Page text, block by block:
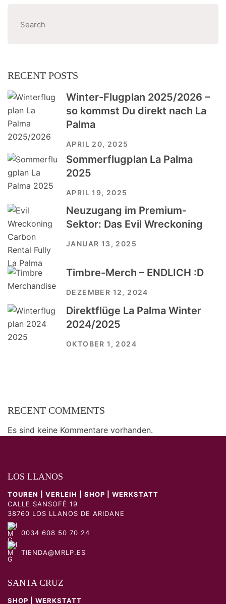
RECENT POSTS
Winter-Flugplan 2025/2026 –
so kommst Du direkt nach La
Palma
APRIL 20, 2025
Sommerflugplan La Palma
2025
APRIL 19, 2025
Neuzugang im Premium-
Sektor: Das Evil Wreckoning
JANUAR 13, 2025
Timbre-Merch – ENDLICH :D
DEZEMBER 12, 2024
Direktflüge La Palma Winter
2024/2025
OKTOBER 1, 2024
RECENT COMMENTS
Es sind keine Kommentare vorhanden.
LOS LLANOS
TOUREN | VERLEIH | SHOP | WERKSTATT
CALLE SANSOFÉ 19
38760 LOS LLANOS DE ARIDANE
0034 608 50 70 24
TIENDA@MRLP.ES
SANTA CRUZ
SHOP | WERKSTATT